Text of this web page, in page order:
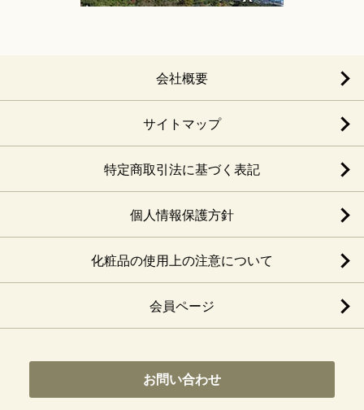
会社概要
サイトマップ
特定商取引法に基づく表記
個人情報保護方針
化粧品の使用上の注意について
会員ページ
お問い合わせ